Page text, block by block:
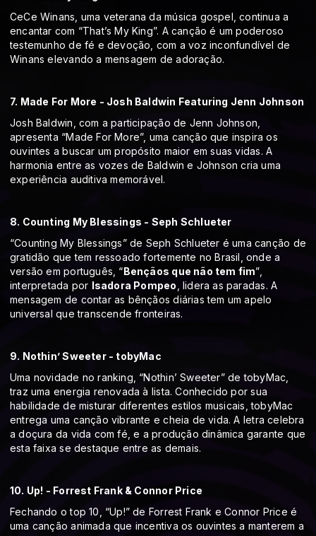
CeCe Winans, uma veterana da música gospel, continua a
encantar com “That’s My King”. A canção é um poderoso
testemunho de fé e devoção, com a voz inconfundível de
Winans elevando a mensagem de adoração.
7. Made For More - Josh Baldwin Featuring Jenn Johnson
Josh Baldwin, com a participação de Jenn Johnson,
apresenta “Made For More”, uma canção que inspira os
ouvintes a buscar um propósito maior em suas vidas. A
harmonia entre as vozes de Baldwin e Johnson cria uma
experiência auditiva memorável.
8. Counting My Blessings - Seph Schlueter
“Counting My Blessings” de Seph Schlueter é uma canção de
gratidão que tem ressoado fortemente no Brasil, onde a
versão em português, “Bençãos que não tem fim”,
interpretada por Isadora Pompeo , lidera as paradas. A
mensagem de contar as bênçãos diárias tem um apelo
universal que transcende fronteiras.
9. Nothin’ Sweeter - tobyMac
Uma novidade no ranking, “Nothin’ Sweeter” de tobyMac,
traz uma energia renovada à lista. Conhecido por sua
habilidade de misturar diferentes estilos musicais, tobyMac
entrega uma canção vibrante e cheia de vida. A letra celebra
a doçura da vida com fé, e a produção dinâmica garante que
esta faixa se destaque entre as demais.
10. Up! - Forrest Frank & Connor Price
Fechando o top 10, “Up!” de Forrest Frank e Connor Price é
uma canção animada que incentiva os ouvintes a manterem a